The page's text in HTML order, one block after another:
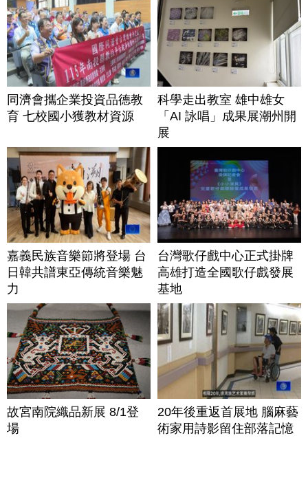
同濟會攜企業投資品德教
育 七校國小獲教材資源
科學走出教室 雄中雄女
「AI 詠唱」成果展潮州開
展
嘉義民族音樂節將登場 台
日韓共譜東亞傳統音樂魅
力
台灣歌仔戲中心正式掛牌
高雄打造全國歌仔戲發展
基地
故宮南院織品新展 8/1登
場
20年後重返首展地 腦麻藝
術家用詩影留住部落記憶